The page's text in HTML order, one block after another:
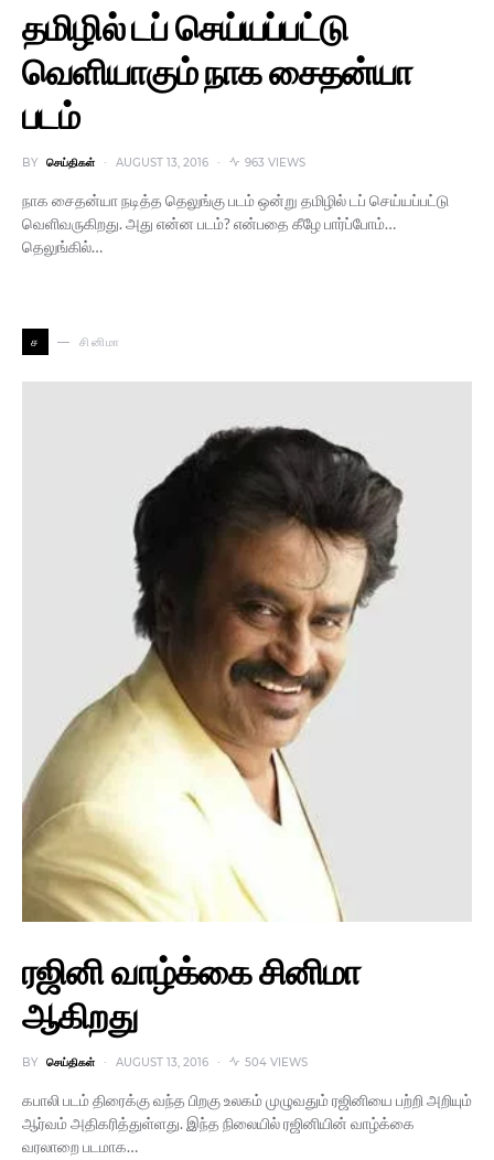
தமிழில் டப் செய்யப்பட்டு
வெளியாகும் நாக சைதன்யா
படம்
BY செய்திகள் AUGUST 13, 2016 963 VIEWS
நாக சைதன்யா நடித்த தெலுங்கு படம் ஒன்று தமிழில் டப் செய்யப்பட்டு
வெளிவருகிறது. அது என்ன படம்? என்பதை கீழே பார்ப்போம்…
தெலுங்கில்…
ச சினிமா
ரஜினி வாழ்க்கை சினிமா
ஆகிறது
BY செய்திகள் AUGUST 13, 2016 504 VIEWS
கபாலி படம் திரைக்கு வந்த பிறகு உலகம் முழுவதும் ரஜினியை பற்றி அறியும்
ஆர்வம் அதிகரித்துள்ளது. இந்த நிலையில் ரஜினியின் வாழ்க்கை
வரலாறை படமாக…